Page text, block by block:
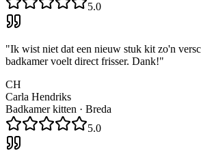
5.0
"Ik wist niet dat een nieuw stuk kit zo'n
badkamer voelt direct frisser. Dank!"
CH
Carla Hendriks
Badkamer kitten · Breda
5.0